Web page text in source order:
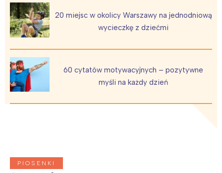
20 miejsc w okolicy Warszawy na jednodniową
wycieczkę z dziećmi
60 cytatów motywacyjnych – pozytywne
myśli na każdy dzień
PIOSENKI
Poznań
Wrocław
Wszystkie
Wybieram